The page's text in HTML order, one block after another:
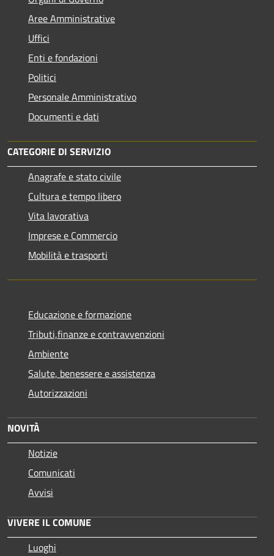
Aree Amministrative
Uffici
Enti e fondazioni
Politici
Personale Amministrativo
Documenti e dati
CATEGORIE DI SERVIZIO
Anagrafe e stato civile
Cultura e tempo libero
Vita lavorativa
Imprese e Commercio
Mobilità e trasporti
Educazione e formazione
Tributi,finanze e contravvenzioni
Ambiente
Salute, benessere e assistenza
Autorizzazioni
NOVITÀ
Notizie
Comunicati
Avvisi
VIVERE IL COMUNE
Luoghi